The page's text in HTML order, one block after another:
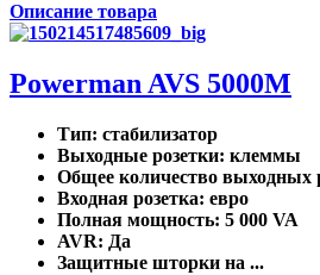
Описание товара
Powerman AVS 5000M
Тип: стабилизатор
Выходные розетки: клеммы
Общее количество выходных
Входная розетка: евро
Полная мощность: 5 000 VA
AVR: Да
Защитные шторки на ...